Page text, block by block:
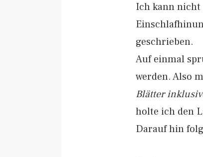
Ich kann nicht
geschrieben.
Auf einmal
werden. Also
Blätter
holte ich den
Darauf hin